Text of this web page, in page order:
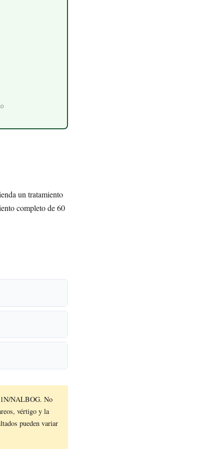
un tratamiento
completo de 60
NALBOG. No
vértigo y la
pueden variar